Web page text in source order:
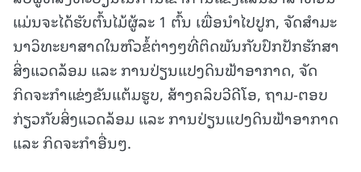
ແມ່ນຈະໄດ້ຮັບຕົ້ນໄມ້ຜູ້ລະ 1 ຕົ້ນ ເພື່ອນໍາໄປປູກ, ຈັດສໍາມະ
ນາວິທະຍາສາດໃນຫົວຂໍ້ຕ່າງໆທີ່ຕິດພັນກັບປົກປັກຮັກສາ
ສິ່ງແວດລ້ອມ ແລະ ການປ່ຽນແປງດິນຟ້າອາກາດ, ຈັດ
ກິດຈະກຳແຂ່ງຂັນແຕ້ມຮູບ, ສ້າງຄລິບວີດີໂອ, ຖາມ-ຕອບ
ກ່ຽວກັບສິ່ງແວດລ້ອມ ແລະ ການປ່ຽນແປງດິນຟ້າອາກາດ
ແລະ ກິດຈະກຳອື່ນໆ.